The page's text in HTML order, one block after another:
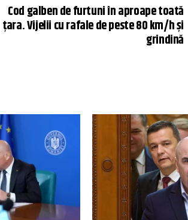
Cod galben de furtuni în aproape toată
țara. Vijelii cu rafale de peste 80 km/h și
grindină